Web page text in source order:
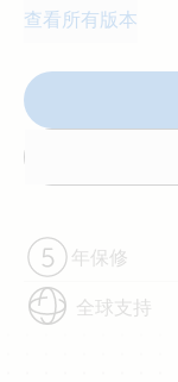
查看所有版本
年保修
全球支持